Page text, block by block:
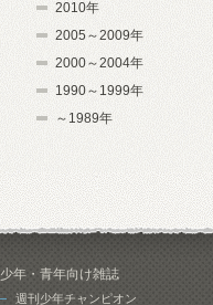
2010年
2005～2009年
2000～2004年
1990～1999年
～1989年
少年・青年向け雑誌
週刊少年チャンピオン